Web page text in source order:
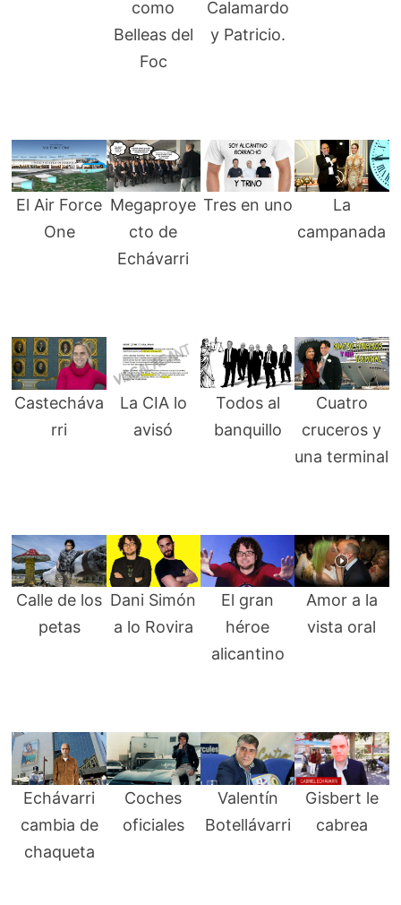
como
Belleas del
Foc
Calamardo
y Patricio.
El Air Force
One
Megaproye
cto de
Echávarri
Tres en uno
La
campanada
Castecháva
rri
La CIA lo
avisó
Todos al
banquillo
Cuatro
cruceros y
una terminal
Calle de los
petas
Dani Simón
a lo Rovira
El gran
héroe
alicantino
Amor a la
vista oral
Echávarri
cambia de
chaqueta
Coches
oficiales
Valentín
Botellávarri
Gisbert le
cabrea